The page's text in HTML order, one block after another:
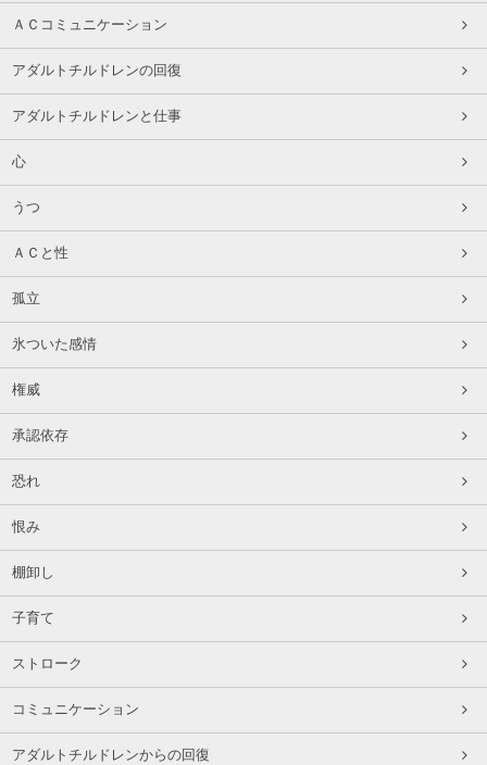
ＡＣコミュニケーション
アダルトチルドレンの回復
アダルトチルドレンと仕事
心
うつ
ＡＣと性
孤立
氷ついた感情
権威
承認依存
恐れ
恨み
棚卸し
子育て
ストローク
コミュニケーション
アダルトチルドレンからの回復